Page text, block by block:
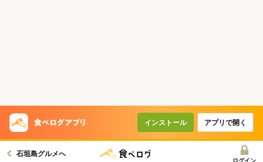
インストール アプリで開く
石垣島グルメへ
ログイン